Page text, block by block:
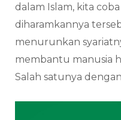
dalam Islam, kita
diharamkannya
menurunkan
membantu manusia
Salah satunya